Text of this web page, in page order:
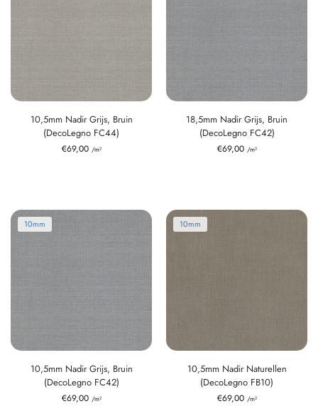
10,5mm Nadir Grijs, Bruin
(DecoLegno FC44)
€69,00 /m²
18,5mm Nadir Grijs, Bruin
(DecoLegno FC42)
€69,00 /m²
10mm
10,5mm Nadir Grijs, Bruin
(DecoLegno FC42)
€69,00 /m²
10mm
10,5mm Nadir Naturellen
(DecoLegno FB10)
€69,00 /m²